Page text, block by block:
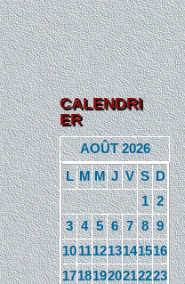
CALENDRI
ER
AOÛT 2026
L M M J V S D
1 2
3 4 5 6 7 8 9
10111213141516
17181920212223